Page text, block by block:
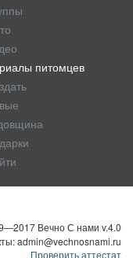
питомцев
Вечно С нами v.4.0
admin@vechnosnami.ru
Проверить аттестат